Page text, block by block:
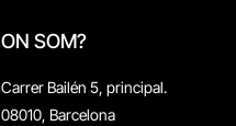
ON SOM?
Carrer Bailén 5, principal.
08010, Barcelona